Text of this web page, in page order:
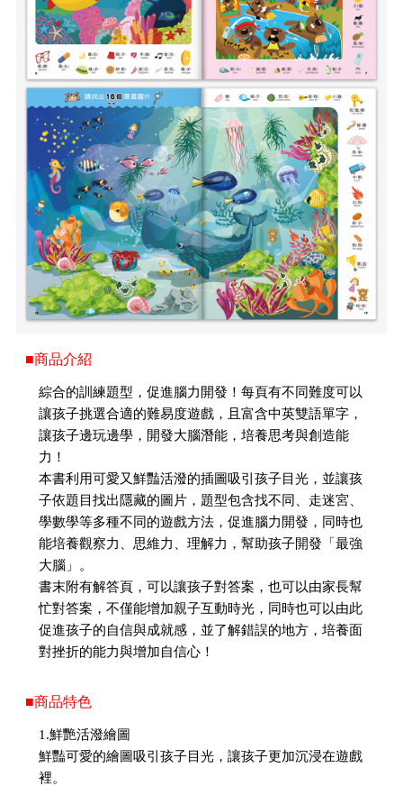
■商品介紹
綜合的訓練題型，促進腦力開發！每頁有不同難度可以
讓孩子挑選合適的難易度遊戲，且富含中英雙語單字，
讓孩子邊玩邊學，開發大腦潛能，培養思考與創造能
力！
本書利用可愛又鮮豔活潑的插圖吸引孩子目光，並讓孩
子依題目找出隱藏的圖片，題型包含找不同、走迷宮、
學數學等多種不同的遊戲方法，促進腦力開發，同時也
能培養觀察力、思維力、理解力，幫助孩子開發「最強
大腦」。
書末附有解答頁，可以讓孩子對答案，也可以由家長幫
忙對答案，不僅能增加親子互動時光，同時也可以由此
促進孩子的自信與成就感，並了解錯誤的地方，培養面
對挫折的能力與增加自信心！
■商品特色
1.鮮艷活潑繪圖
鮮豔可愛的繪圖吸引孩子目光，讓孩子更加沉浸在遊戲
裡。